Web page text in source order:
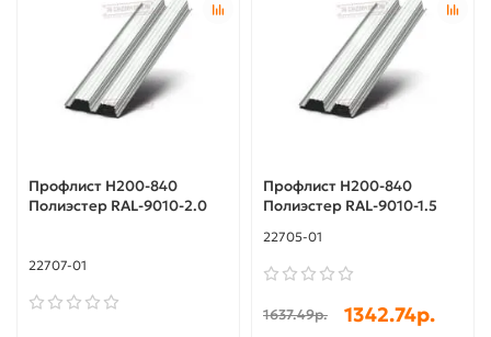
Профлист Н200-840
Полиэстер RAL-9010-2.0
22707-01
Профлист Н200-840
Полиэстер RAL-9010-1.5
22705-01
1637.49р. 1342.74р.